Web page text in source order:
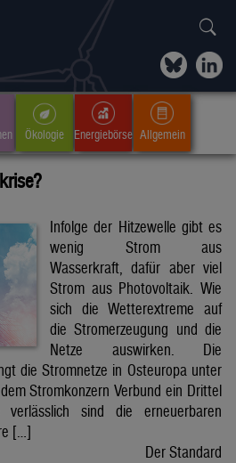
Ökologie Energiebörse Allgemein
Infolge der Hitzewelle gibt es
wenig Strom aus
Wasserkraft, dafür aber viel
Strom aus Photovoltaik. Wie
sich die Wetterextreme auf
die Stromerzeugung und die
Netze auswirken. Die
die Stromnetze in Osteuropa unter
Stromkonzern Verbund ein Drittel
verlässlich sind die erneuerbaren
[…]
Der Standard